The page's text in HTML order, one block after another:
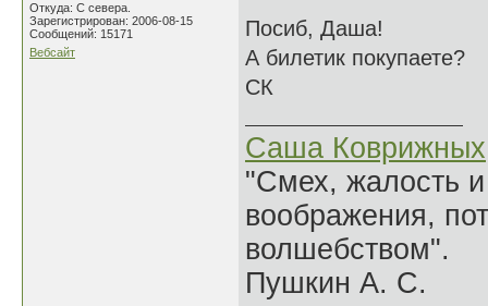
Откуда: С севера.
Зарегистрирован: 2006-08-15
Сообщений: 15171
Вебсайт
Посиб, Даша!
А билетик покупаете?
СК
Саша Коврижных
"Смех, жалость
воображения,
волшебством".
Пушкин А. С.